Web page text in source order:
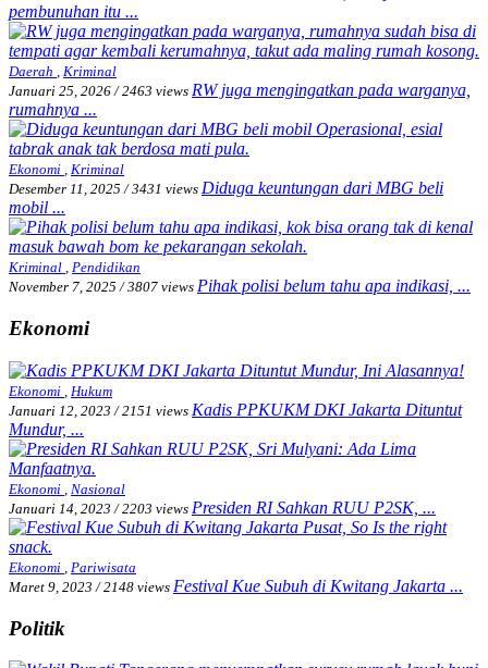
pembunuhan itu ...
Daerah , Kriminal
Januari 25, 2026 / 2463 views RW juga mengingatkan pada warganya,
rumahnya ...
Ekonomi , Kriminal
Desember 11, 2025 / 3431 views Diduga keuntungan dari MBG beli
mobil ...
Kriminal , Pendidikan
November 7, 2025 / 3807 views Pihak polisi belum tahu apa indikasi, ...
Ekonomi
Ekonomi
Hukum
Januari 12, 2023 / 2151 views Kadis PPKUKM DKI Jakarta Dituntut
Mundur, ...
Ekonomi
Nasional
Januari 14, 2023 / 2203 views Presiden RI Sahkan RUU P2SK, ...
Ekonomi
Pariwisata
Maret 9, 2023 / 2148 views Festival Kue Subuh di Kwitang Jakarta ...
Politik